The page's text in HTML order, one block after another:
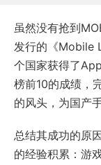
虽然没有抢到
发行的《Mobile
个国家获得了
榜前10的成绩，
的风头，为国产
总结其成功的原
的经验积累：游